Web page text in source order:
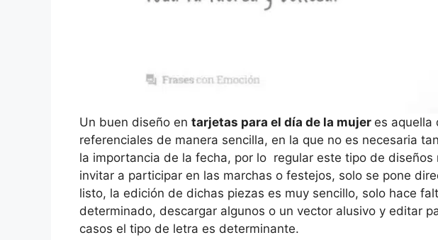
Un buen diseño en tarjetas para el día de la mujer es aquella
referenciales de manera sencilla, en la que no es necesaria
la importancia de la fecha, por lo regular este tipo de diseños
invitar a participar en las marchas o festejos, solo se pone
listo, la edición de dichas piezas es muy sencillo, solo hace
determinado, descargar algunos o un vector alusivo y editar
casos el tipo de letra es determinante.